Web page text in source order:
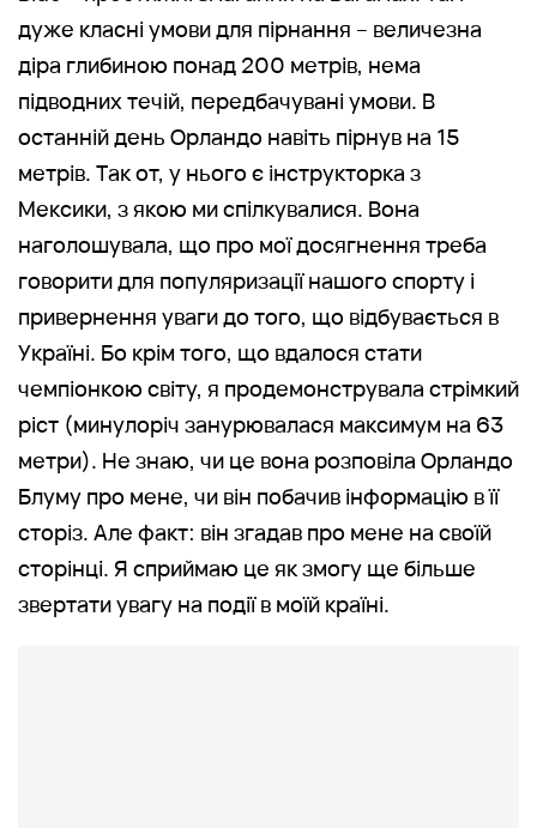
дуже класні умови для пірнання – величезна
діра глибиною понад 200 метрів, нема
підводних течій, передбачувані умови. В
останній день Орландо навіть пірнув на 15
метрів. Так от, у нього є інструкторка з
Мексики, з якою ми спілкувалися. Вона
наголошувала, що про мої досягнення треба
говорити для популяризації нашого спорту і
привернення уваги до того, що відбувається в
Україні. Бо крім того, що вдалося стати
чемпіонкою світу, я продемонструвала стрімкий
ріст (минулоріч занурювалася максимум на 63
метри). Не знаю, чи це вона розповіла Орландо
Блуму про мене, чи він побачив інформацію в її
сторіз. Але факт: він згадав про мене на своїй
сторінці. Я сприймаю це як змогу ще більше
звертати увагу на події в моїй країні.